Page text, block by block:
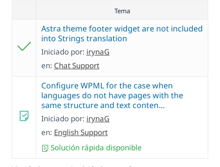
Tema
Astra theme footer widget are not included
into Strings translation
Iniciado por: irynaG
en: Chat Support
Configure WPML for the case when
languages do not have pages with the
same structure and text conten…
Iniciado por: irynaG
en: English Support
Solución rápida disponible